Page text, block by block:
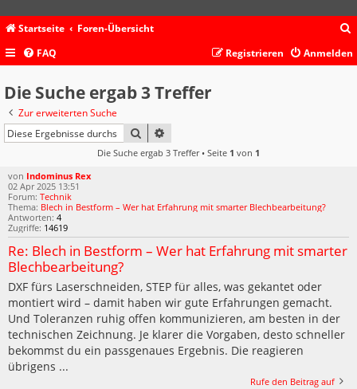
Startseite Foren-Übersicht
c
FAQ Anmelden
Registrieren
Die Suche ergab 3 Treffer
Zur erweiterten Suche
SUCHE
Die Suche ergab 3 Treffer • Seite 1 von 1
von Indominus Rex
02 Apr 2025 13:51
Forum: Technik
Thema: Blech in Bestform – Wer hat Erfahrung mit smarter Blechbearbeitung?
Antworten: 4
Zugriffe: 14619
Re: Blech in Bestform – Wer hat Erfahrung mit smarter
Blechbearbeitung?
DXF fürs Laserschneiden, STEP für alles, was gekantet oder
montiert wird – damit haben wir gute Erfahrungen gemacht.
Und Toleranzen ruhig offen kommunizieren, am besten in der
technischen Zeichnung. Je klarer die Vorgaben, desto schneller
bekommst du ein passgenaues Ergebnis. Die reagieren
übrigens ...
Rufe den Beitrag auf